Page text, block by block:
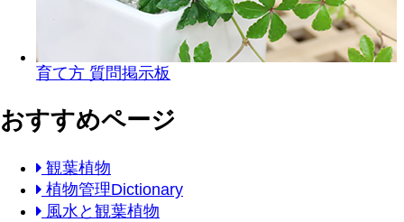
育て方 質問掲示板
おすすめページ
観葉植物
植物管理Dictionary
風水と観葉植物